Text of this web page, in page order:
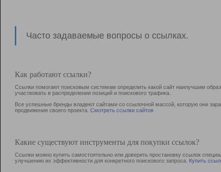
Часто задаваемые вопросы о ссылках.
Как работают ссылки?
Ссылки помогают поисковым системам определить какой сайт наилучшим
участвовать в раcпределении позиций и поискового трафика.
Все успешные бренды владеют сайтами со ссылочной массой, которую они
продвижения своего проекта. Смотреть ссылки сайтов
Какие существуют инструменты для покупки ссылок?
Ссылки можно купить самостоятельно или доверить простановку ссылок
улучшению их эффективности для конкретного поискового запроса. Купить